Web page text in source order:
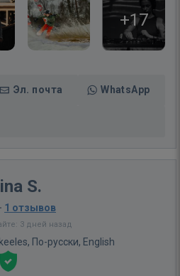
+17
Эл. почта WhatsApp
S.
· 1 отзывов
3 дней назад
По-русски, English